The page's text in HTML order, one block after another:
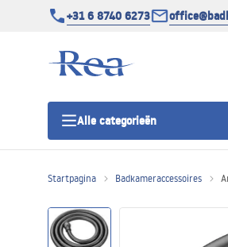
+31 6 8740 6273
Alle categorieën
Douchedeur
Startpagina Badkameraccessoires